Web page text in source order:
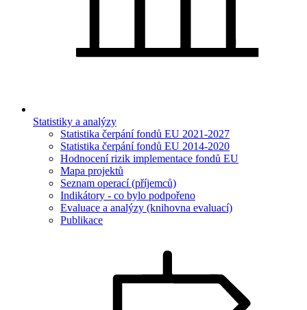
Statistiky a analýzy
Statistika čerpání fondů EU 2021-2027
Statistika čerpání fondů EU 2014-2020
Hodnocení rizik implementace fondů EU
Mapa projektů
Seznam operací (příjemců)
Indikátory - co bylo podpořeno
Evaluace a analýzy (knihovna evaluací)
Publikace